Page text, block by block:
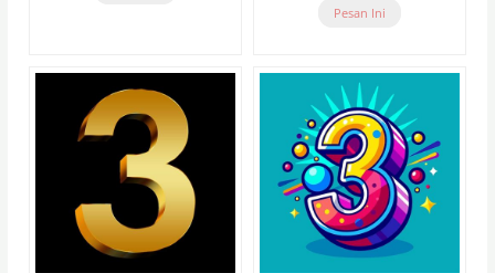
Pesan Ini